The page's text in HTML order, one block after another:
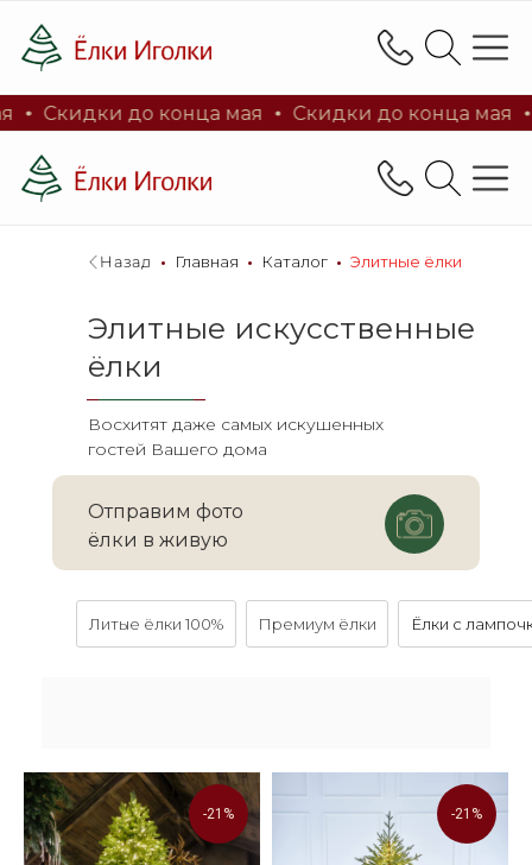
и новогоднего
Каталог
до конца мая Скидки до конца мая
и новогоднего декора
• Главная • Каталог • Элитные ёлки
Назад
Розыгрыш Apple Watch
для всех клиентов
Пожаробезопасны.
Не выделяют
фенол
Восхитят даже самых искушенных
гостей Вашего дома
Элитные искусственные
ёлки
Фото елки в живую
Отправим фото
ёлки в живую
Литые ёлки 100% Премиум ёлки Ëлки с
-21% -21%